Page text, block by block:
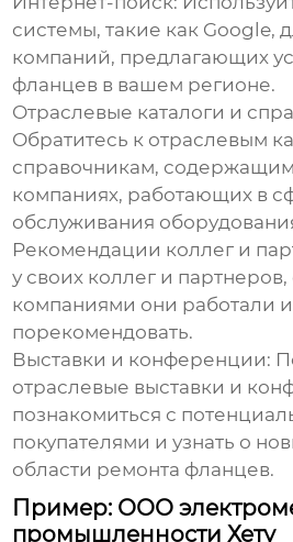
системы, такие как Google,
компаний, предлагающих
фланцев в вашем регионе.
Отраслевые каталоги и
Обратитесь к отраслевым
справочникам,
компаниях, работающих в
обслуживания
Рекомендации коллег и
у своих коллег и
компаниями они работали
порекомендовать.
Выставки и конференции:
отраслевые выставки и
познакомиться с
покупателями и узнать о
области ремонта фланцев.
Пример: ООО
промышленности Хету